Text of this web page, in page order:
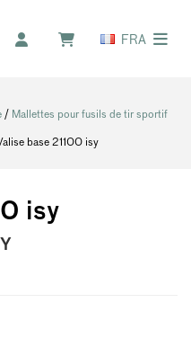
FRA
/ Mallettes pour fusils de tir sportif
base 21100 isy
isy